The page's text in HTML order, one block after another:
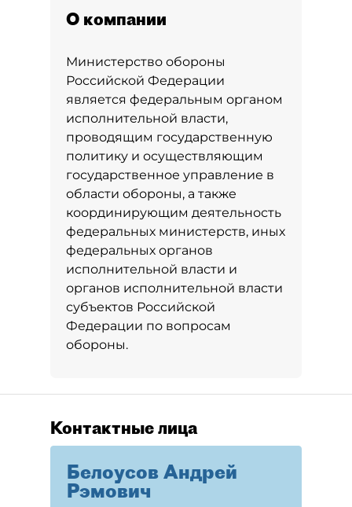
О компании
Министерство обороны
Российской Федерации
является федеральным органом
исполнительной власти,
проводящим государственную
политику и осуществляющим
государственное управление в
области обороны, а также
координирующим деятельность
федеральных министерств, иных
федеральных органов
исполнительной власти и
органов исполнительной власти
субъектов Российской
Федерации по вопросам
обороны.
Контактные лица
Белоусов Андрей
Рэмович